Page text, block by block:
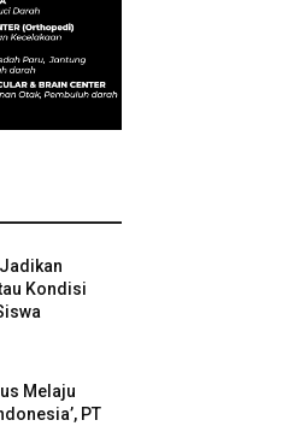
Kondisi
Melaju
PT